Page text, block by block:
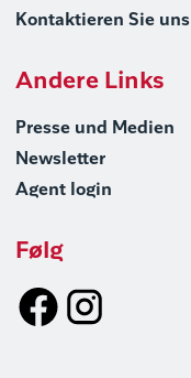
Kontaktieren Sie uns
Andere Links
Presse und Medien
Newsletter
Agent login
Følg